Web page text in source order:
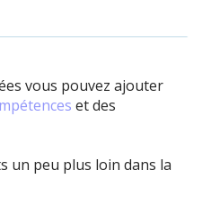
vous pouvez ajouter
et des
un peu plus loin dans la